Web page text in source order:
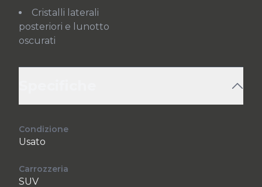
Cristalli laterali
posteriori e lunotto
oscurati
Condizione
Usato
Carrozzeria
SUV